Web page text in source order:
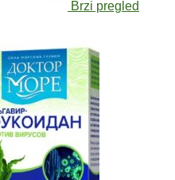
Brzi pregled